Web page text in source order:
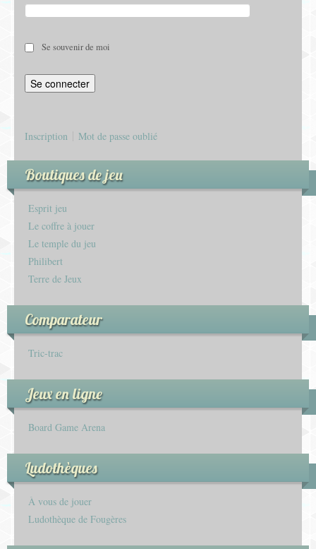
Se souvenir de moi
Inscription Mot de passe oublié
Boutiques de jeu
Esprit jeu
Le coffre à jouer
Le temple du jeu
Philibert
Terre de Jeux
Comparateur
Tric-trac
Jeux en ligne
Board Game Arena
Ludothèques
À vous de jouer
Ludothèque de Fougères